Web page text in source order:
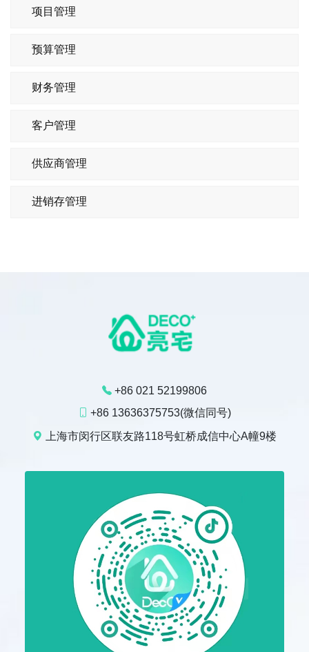
项目管理
预算管理
财务管理
客户管理
供应商管理
进销存管理
+86 021 52199806
+86 13636375753(微信同号)
上海市闵行区联友路118号虹桥成信中心A幢9楼